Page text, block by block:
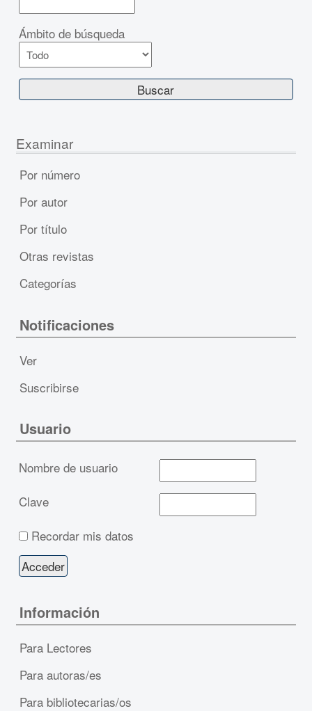
Ámbito de búsqueda
Examinar
Por número
Por autor
Por título
Otras revistas
Categorías
Notificaciones
Ver
Suscribirse
Usuario
Nombre de usuario
Clave
Recordar mis datos
Información
Para Lectores
Para autoras/es
Para bibliotecarias/os